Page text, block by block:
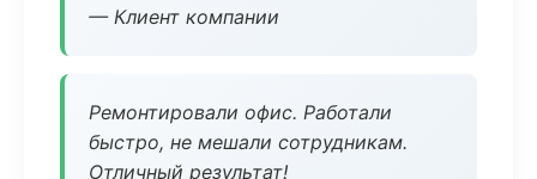
— Клиент компании
Ремонтировали офис. Работали
быстро, не мешали сотрудникам.
Отличный результат!